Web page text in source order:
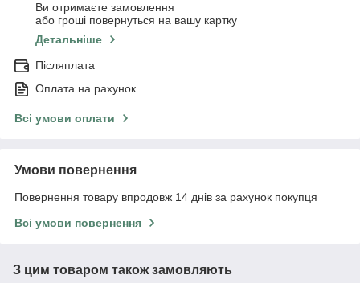
Ви отримаєте замовлення
або гроші повернуться на вашу картку
Детальніше
Післяплата
Оплата на рахунок
Всі умови оплати
Умови повернення
Повернення товару впродовж 14 днів за рахунок покупця
Всі умови повернення
З цим товаром також замовляють